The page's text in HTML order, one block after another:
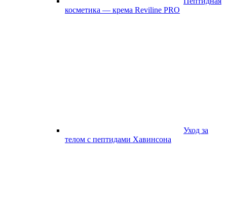
косметика — крема Reviline PRO
Уход за
телом с пептидами Хавинсона